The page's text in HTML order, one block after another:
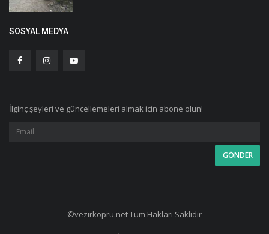
SOSYAL MEDYA
İlginç şeyleri ve güncellemeleri almak için abone olun!
©vezirkopru.net Tüm Hakları Saklıdır